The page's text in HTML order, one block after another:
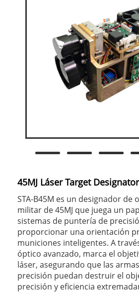
45MJ Láser Target
STA-B45M es un designador de
militar de 45MJ que juega un
sistemas de puntería de
proporcionar una orientación
municiones inteligentes. A
óptico avanzado, marca el
láser, asegurando que las
precisión puedan destruir el
precisión y eficiencia